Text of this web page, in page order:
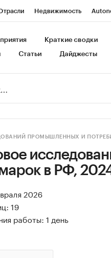
Недвижимость
Спецпроекты СПб
Краткие сводки
Статьи Дайджесты
ПРОМЫШЛЕННЫХ И
в РФ,
2026
19
работы: 1 день